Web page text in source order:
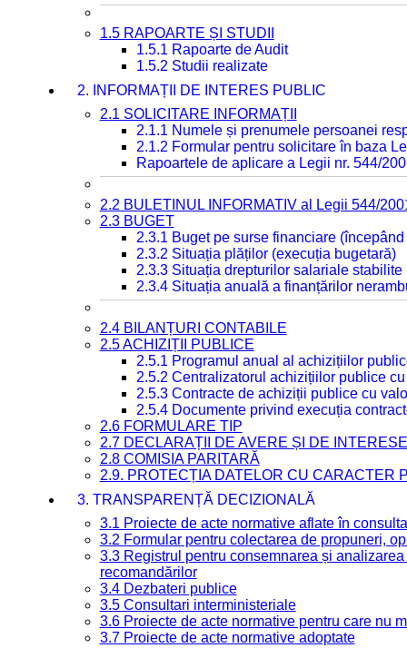
1.5 RAPOARTE ȘI STUDII
1.5.1 Rapoarte de Audit
1.5.2 Studii realizate
2. INFORMAȚII DE INTERES PUBLIC
2.1 SOLICITARE INFORMAȚII
2.1.1 Numele și prenumele persoanei
2.1.2 Formular pentru solicitare în baza
Rapoartele de aplicare a Legii nr. 544/
2.2 BULETINUL INFORMATIV al Legii 544/
2.3 BUGET
2.3.1 Buget pe surse financiare
2.3.2 Situația plăților (execuția bugetară)
2.3.3 Situația drepturilor salariale
2.3.4 Situația anuală a finanțărilor
2.4 BILANȚURI CONTABILE
2.5 ACHIZIȚII PUBLICE
2.5.1 Programul anual al achizițiilor
2.5.2 Centralizatorul achizițiilor publice
2.5.3 Contracte de achiziții publice cu
2.5.4 Documente privind execuția
2.6 FORMULARE TIP
2.7 DECLARAȚII DE AVERE ȘI DE INTERESE
2.8 COMISIA PARITARĂ
2.9. PROTECȚIA DATELOR CU CARACTER
3. TRANSPARENȚĂ DECIZIONALĂ
3.1 Proiecte de acte normative aflate în
3.2 Formular pentru colectarea de propuneri,
3.3 Registrul pentru consemnarea și
recomandărilor
3.4 Dezbateri publice
3.5 Consultari interministeriale
3.6 Proiecte de acte normative pentru care nu
3.7 Proiecte de acte normative adoptate